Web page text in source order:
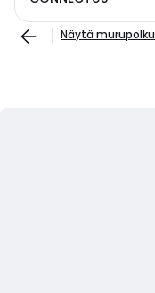
Näytä murupolku